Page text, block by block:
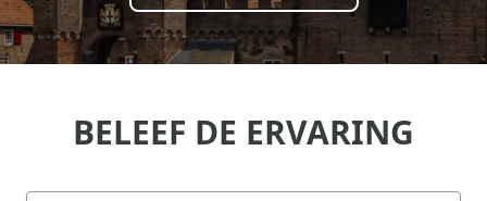
BELEEF DE ERVARING